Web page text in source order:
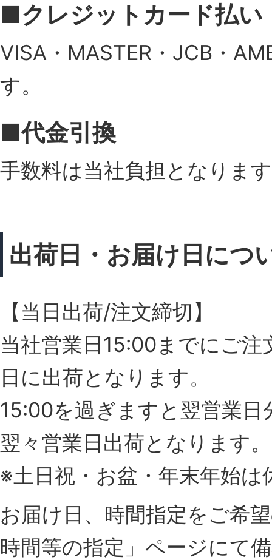
■クレジットカード払い
VISA・MASTER・JCB・
す。
■代金引換
手数料は当社負担となりま
出荷日・お届け日につ
【当日出荷/注文締切】
当社営業日15:00までにご
日に出荷となります。
15:00を過ぎますと翌営業
翌々営業日出荷となります。
※土日祝・お盆・年末年始は
お届け日、時間指定をご希
時間等の指定」ページにて